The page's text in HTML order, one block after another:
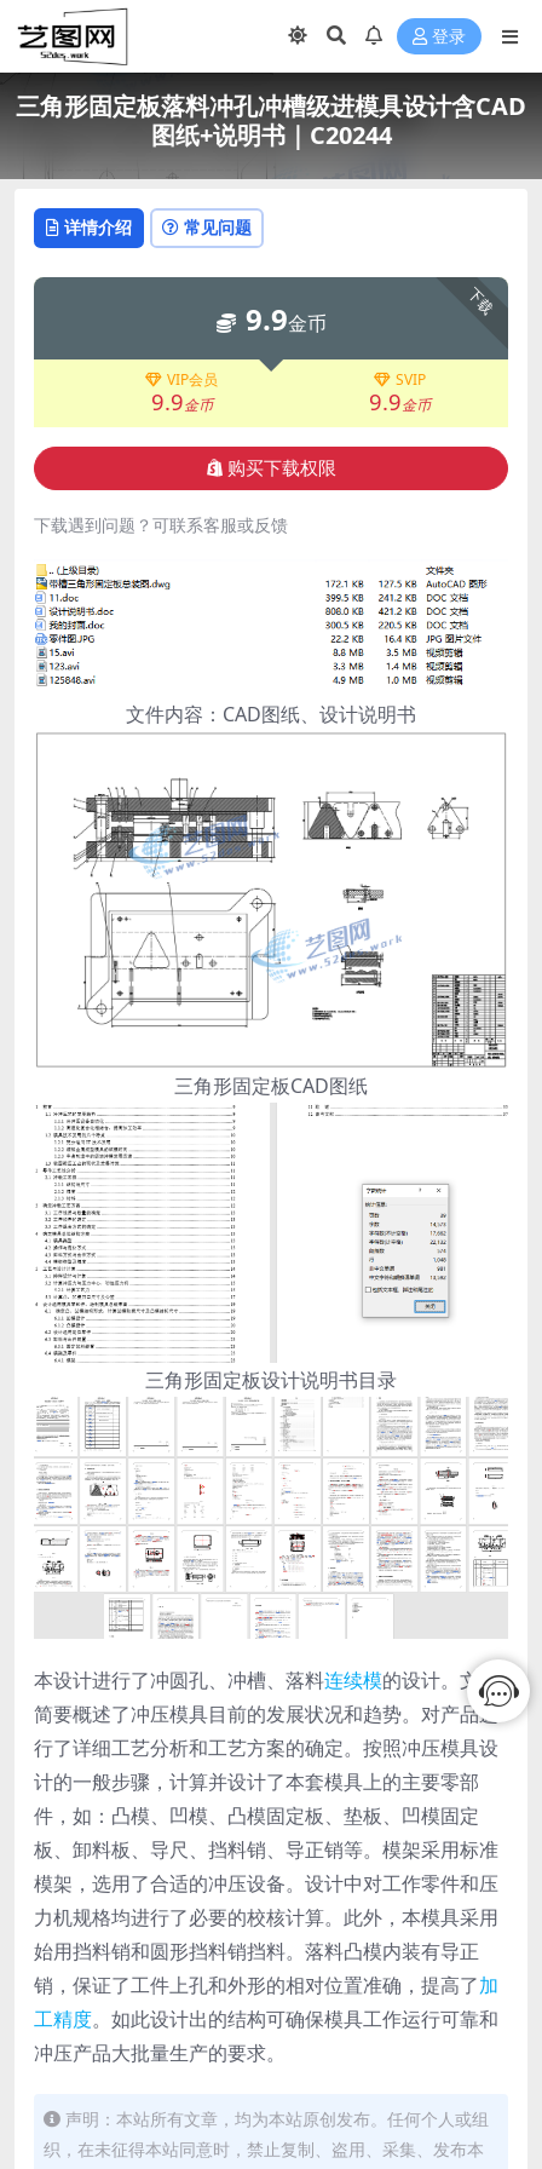
登录
三角形固定板落料冲孔冲槽级进模具设计含CAD
图纸+说明书｜C20244
详情介绍 常见问题
下载
9.9金币
VIP会员
9.9金币
SVIP
9.9金币
购买下载权限
下载遇到问题？可联系客服或反馈
文件内容：CAD图纸、设计说明书
三角形固定板CAD图纸
三角形固定板设计说明书目录
本设计进行了冲圆孔、冲槽、落料连续模的设计。文中
简要概述了冲压模具目前的发展状况和趋势。对产品进
行了详细工艺分析和工艺方案的确定。按照冲压模具设
计的一般步骤，计算并设计了本套模具上的主要零部
件，如：凸模、凹模、凸模固定板、垫板、凹模固定
板、卸料板、导尺、挡料销、导正销等。模架采用标准
模架，选用了合适的冲压设备。设计中对工作零件和压
力机规格均进行了必要的校核计算。此外，本模具采用
始用挡料销和圆形挡料销挡料。落料凸模内装有导正
销，保证了工件上孔和外形的相对位置准确，提高了加
工精度。如此设计出的结构可确保模具工作运行可靠和
冲压产品大批量生产的要求。
声明：本站所有文章，均为本站原创发布。任何个人或组
织，在未征得本站同意时，禁止复制、盗用、采集、发布本